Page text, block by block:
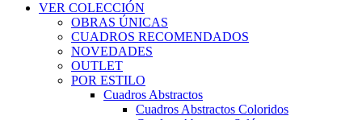
VER COLECCIÓN
OBRAS ÚNICAS
CUADROS RECOMENDADOS
NOVEDADES
OUTLET
POR ESTILO
Cuadros Abstractos
Cuadros Abstractos Coloridos